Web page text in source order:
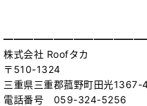
株式会社 Roofタカ
〒510-1324
三重県三重郡菰野町田光1367-
電話番号 059-324-5256